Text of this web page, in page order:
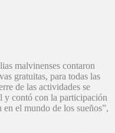
malvinenses contaron
gratuitas, para todas las
de las actividades se
y contó con la participación
el mundo de los sueños”,